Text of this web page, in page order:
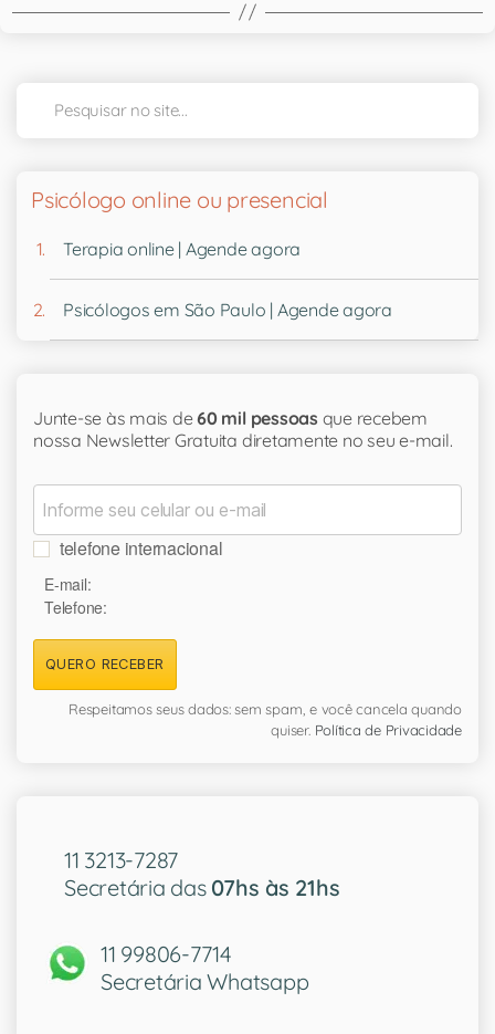
Psicólogo online ou presencial
Terapia online | Agende agora
Psicólogos em São Paulo | Agende agora
Junte-se às mais de60 mil pessoas que recebem
nossa Newsletter Gratuita diretamente no seu e-mail.
telefone internacional
E-mail:
Telefone:
QUERO RECEBER
Respeitamos seus dados: sem spam, e você cancela quando
quiser. Política de Privacidade
11 3213-7287
Secretária das 07hs às 21hs
11 99806-7714
Secretária Whatsapp